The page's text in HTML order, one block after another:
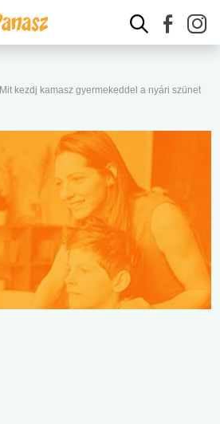
Mit kezdj kamasz gyermekeddel a nyári szünet